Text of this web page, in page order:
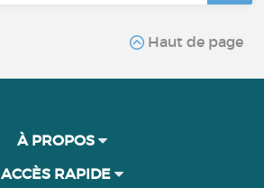
Haut de page
À PROPOS
ACCÈS RAPIDE